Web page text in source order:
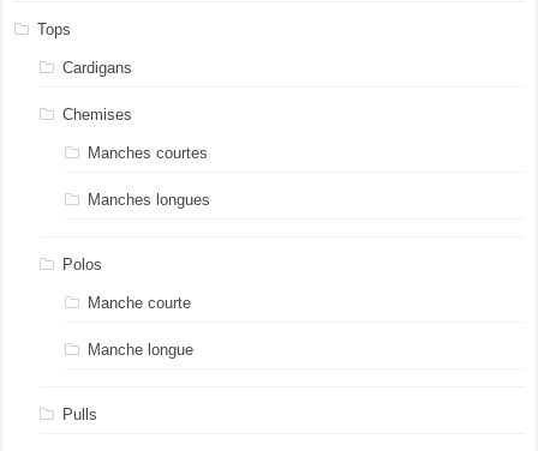
Tops
Cardigans
Chemises
Manches courtes
Manches longues
Polos
Manche courte
Manche longue
Pulls